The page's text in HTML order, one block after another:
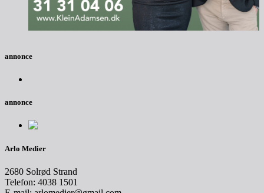
annonce
annonce
Arlo Medier
2680 Solrød Strand
Telefon: 4038 1501